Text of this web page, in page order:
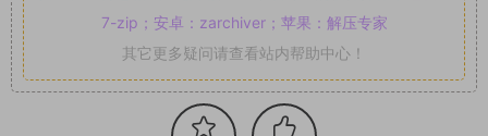
7-zip；安卓：zarchiver；苹果：解压专家
其它更多疑问请查看站内帮助中心！